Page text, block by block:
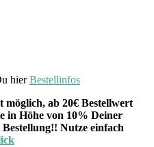
hierBestellinfos
möglich, ab 20€ Bestellwert
in Höhe von 10% Deiner
Nutze einfach